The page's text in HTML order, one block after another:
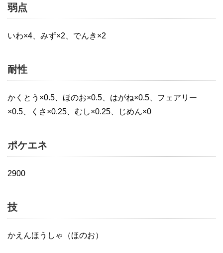
弱点
いわ×4、みず×2、でんき×2
耐性
かくとう×0.5、ほのお×0.5、はがね×0.5、フェアリー
×0.5、くさ×0.25、むし×0.25、じめん×0
ポケエネ
2900
技
かえんほうしゃ（ほのお）